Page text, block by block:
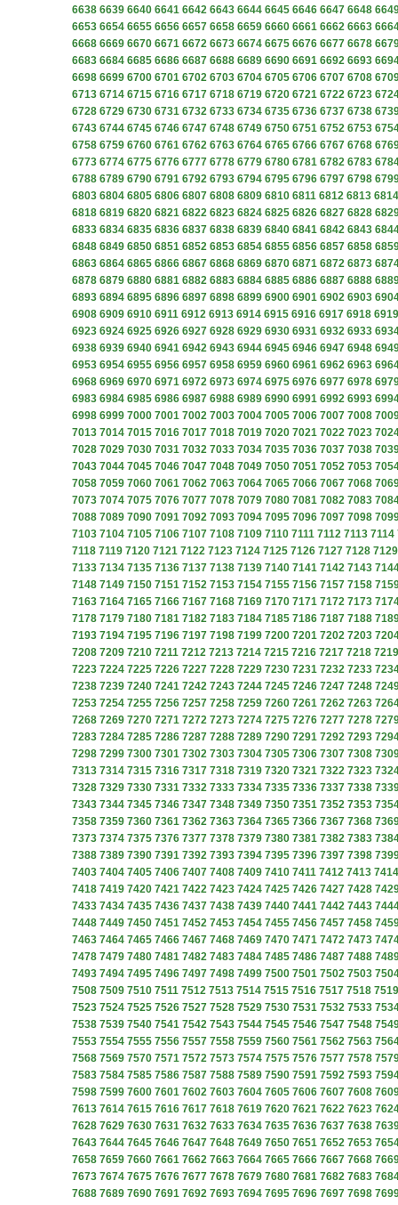
6638 6639 6640 6641 6642 6643 6644 6645 6646 6647 6648
6653 6654 6655 6656 6657 6658 6659 6660 6661 6662 6663
6668 6669 6670 6671 6672 6673 6674 6675 6676 6677 6678
6683 6684 6685 6686 6687 6688 6689 6690 6691 6692 6693
6698 6699 6700 6701 6702 6703 6704 6705 6706 6707 6708
6713 6714 6715 6716 6717 6718 6719 6720 6721 6722 6723
6728 6729 6730 6731 6732 6733 6734 6735 6736 6737 6738
6743 6744 6745 6746 6747 6748 6749 6750 6751 6752 6753
6758 6759 6760 6761 6762 6763 6764 6765 6766 6767 6768
6773 6774 6775 6776 6777 6778 6779 6780 6781 6782 6783
6788 6789 6790 6791 6792 6793 6794 6795 6796 6797 6798
6803 6804 6805 6806 6807 6808 6809 6810 6811 6812 6813 6814
6818 6819 6820 6821 6822 6823 6824 6825 6826 6827 6828
6833 6834 6835 6836 6837 6838 6839 6840 6841 6842 6843
6848 6849 6850 6851 6852 6853 6854 6855 6856 6857 6858
6863 6864 6865 6866 6867 6868 6869 6870 6871 6872 6873
6878 6879 6880 6881 6882 6883 6884 6885 6886 6887 6888
6893 6894 6895 6896 6897 6898 6899 6900 6901 6902 6903
6908 6909 6910 6911 6912 6913 6914 6915 6916 6917 6918 6919
6923 6924 6925 6926 6927 6928 6929 6930 6931 6932 6933
6938 6939 6940 6941 6942 6943 6944 6945 6946 6947 6948
6953 6954 6955 6956 6957 6958 6959 6960 6961 6962 6963
6968 6969 6970 6971 6972 6973 6974 6975 6976 6977 6978
6983 6984 6985 6986 6987 6988 6989 6990 6991 6992 6993
6998 6999 7000 7001 7002 7003 7004 7005 7006 7007 7008
7013 7014 7015 7016 7017 7018 7019 7020 7021 7022 7023
7028 7029 7030 7031 7032 7033 7034 7035 7036 7037 7038
7043 7044 7045 7046 7047 7048 7049 7050 7051 7052 7053
7058 7059 7060 7061 7062 7063 7064 7065 7066 7067 7068
7073 7074 7075 7076 7077 7078 7079 7080 7081 7082 7083
7088 7089 7090 7091 7092 7093 7094 7095 7096 7097 7098
7103 7104 7105 7106 7107 7108 7109 7110 7111 7112 7113 7114
7118 7119 7120 7121 7122 7123 7124 7125 7126 7127 7128 7129
7133 7134 7135 7136 7137 7138 7139 7140 7141 7142 7143
7148 7149 7150 7151 7152 7153 7154 7155 7156 7157 7158
7163 7164 7165 7166 7167 7168 7169 7170 7171 7172 7173
7178 7179 7180 7181 7182 7183 7184 7185 7186 7187 7188
7193 7194 7195 7196 7197 7198 7199 7200 7201 7202 7203
7208 7209 7210 7211 7212 7213 7214 7215 7216 7217 7218 7219
7223 7224 7225 7226 7227 7228 7229 7230 7231 7232 7233
7238 7239 7240 7241 7242 7243 7244 7245 7246 7247 7248
7253 7254 7255 7256 7257 7258 7259 7260 7261 7262 7263
7268 7269 7270 7271 7272 7273 7274 7275 7276 7277 7278
7283 7284 7285 7286 7287 7288 7289 7290 7291 7292 7293
7298 7299 7300 7301 7302 7303 7304 7305 7306 7307 7308
7313 7314 7315 7316 7317 7318 7319 7320 7321 7322 7323
7328 7329 7330 7331 7332 7333 7334 7335 7336 7337 7338
7343 7344 7345 7346 7347 7348 7349 7350 7351 7352 7353
7358 7359 7360 7361 7362 7363 7364 7365 7366 7367 7368
7373 7374 7375 7376 7377 7378 7379 7380 7381 7382 7383
7388 7389 7390 7391 7392 7393 7394 7395 7396 7397 7398
7403 7404 7405 7406 7407 7408 7409 7410 7411 7412 7413 7414
7418 7419 7420 7421 7422 7423 7424 7425 7426 7427 7428
7433 7434 7435 7436 7437 7438 7439 7440 7441 7442 7443
7448 7449 7450 7451 7452 7453 7454 7455 7456 7457 7458
7463 7464 7465 7466 7467 7468 7469 7470 7471 7472 7473
7478 7479 7480 7481 7482 7483 7484 7485 7486 7487 7488
7493 7494 7495 7496 7497 7498 7499 7500 7501 7502 7503
7508 7509 7510 7511 7512 7513 7514 7515 7516 7517 7518 7519
7523 7524 7525 7526 7527 7528 7529 7530 7531 7532 7533
7538 7539 7540 7541 7542 7543 7544 7545 7546 7547 7548
7553 7554 7555 7556 7557 7558 7559 7560 7561 7562 7563
7568 7569 7570 7571 7572 7573 7574 7575 7576 7577 7578
7583 7584 7585 7586 7587 7588 7589 7590 7591 7592 7593
7598 7599 7600 7601 7602 7603 7604 7605 7606 7607 7608
7613 7614 7615 7616 7617 7618 7619 7620 7621 7622 7623
7628 7629 7630 7631 7632 7633 7634 7635 7636 7637 7638
7643 7644 7645 7646 7647 7648 7649 7650 7651 7652 7653
7658 7659 7660 7661 7662 7663 7664 7665 7666 7667 7668
7673 7674 7675 7676 7677 7678 7679 7680 7681 7682 7683
7688 7689 7690 7691 7692 7693 7694 7695 7696 7697 7698